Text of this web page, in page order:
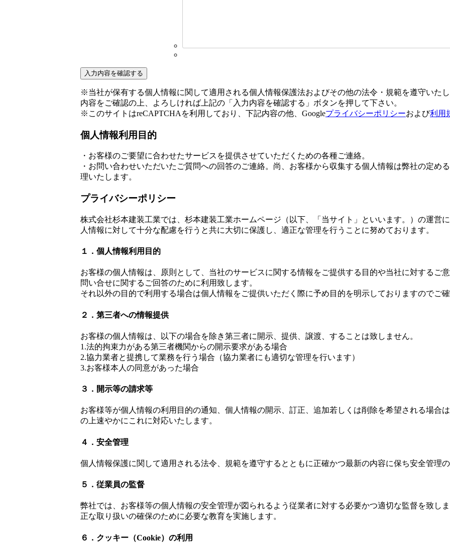
※当社が保有する個人情報に関して適用される個人情報保護法およびその他の法令・規範を遵守いた
内容をご確認の上、よろしければ上記の「入力内容を確認する」ボタンを押して下さい。
※このサイトはreCAPTCHAを利用しており、下記内容の他、Googleプライバシーポリシーおよび利用
個人情報利用目的
・お客様のご要望に合わせたサービスを提供させていただくための各種ご連絡。
・お問い合わせいただいたご質問への回答のご連絡。尚、お客様から収集する個人情報は弊社の定め
理いたします。
プライバシーポリシー
株式会社杉本建装工業では、杉本建装工業ホームページ（以下、「当サイト」といいます。）の運営
人情報に対して十分な配慮を行うと共に大切に保護し、適正な管理を行うことに努めております。
１．個人情報利用目的
お客様の個人情報は、原則として、当社のサービスに関する情報をご提供する目的や当社に対するご
問い合せに関するご回答のために利用致します。
それ以外の目的で利用する場合は個人情報をご提供いただく際に予め目的を明示しておりますのでご
２．第三者への情報提供
お客様の個人情報は、以下の場合を除き第三者に開示、提供、譲渡、することは致しません。
1.法的拘束力がある第三者機関からの開示要求がある場合
2.協力業者と提携して業務を行う場合（協力業者にも適切な管理を行います）
3.お客様本人の同意があった場合
３．開示等の請求等
お客様等が個人情報の利用目的の通知、個人情報の開示、訂正、追加若しくは削除を希望される場合
の上速やかにこれに対応いたします。
４．安全管理
個人情報保護に関して適用される法令、規範を遵守するとともに正確かつ最新の内容に保ち安全管理
５．従業員の監督
弊社では、お客様等の個人情報の安全管理が図られるよう従業者に対する必要かつ適切な監督を致し
正な取り扱いの確保のために必要な教育を実施します。
６．クッキー（Cookie）の利用